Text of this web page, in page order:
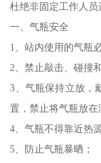
杜绝非固定工作人员
一、气瓶安全
1、站内使用的气瓶
2、禁止敲击、碰撞
3、气瓶保持立放，
置，禁止将气瓶放在
4、气瓶不得靠近热
5、防止气瓶暴晒；